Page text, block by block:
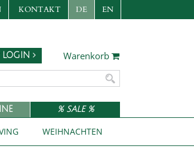
KONTAKT DE EN
Warenkorb
LOGIN
% SALE %
WEIHNACHTEN